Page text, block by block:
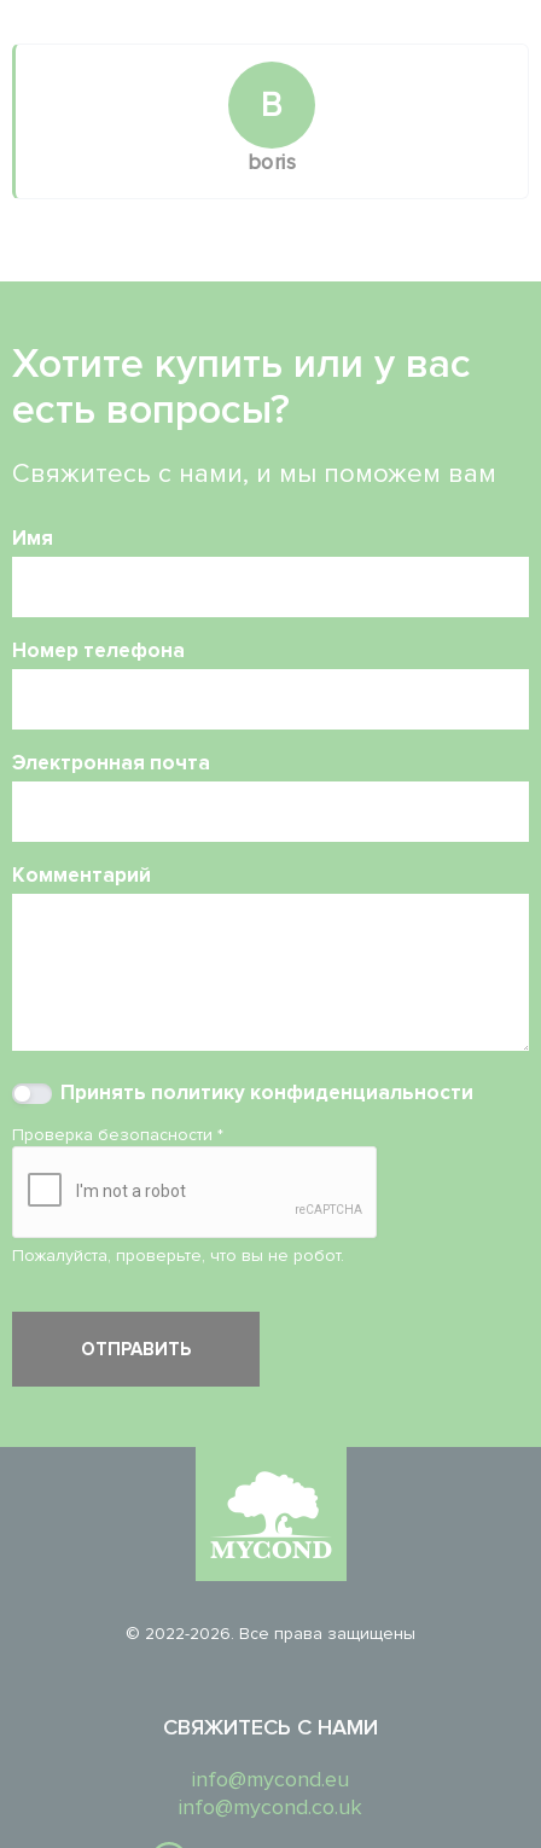
B
boris
Хотите купить или у вас
есть вопросы?
Свяжитесь с нами, и мы поможем вам
Имя
Номер телефона
Электронная почта
Комментарий
Принять политику конфиденциальности
Проверка безопасности *
Пожалуйста, проверьте, что вы не робот.
© 2022-2026. Все права защищены
СВЯЖИТЕСЬ С НАМИ
info@mycond.eu
info@mycond.co.uk